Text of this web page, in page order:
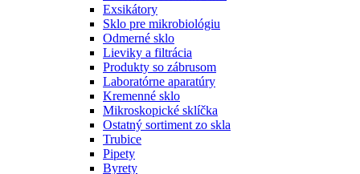
Exsikátory
Sklo pre mikrobiológiu
Odmerné sklo
Lieviky a filtrácia
Produkty so zábrusom
Laboratórne aparatúry
Kremenné sklo
Mikroskopické sklíčka
Ostatný sortiment zo skla
Trubice
Pipety
Byrety